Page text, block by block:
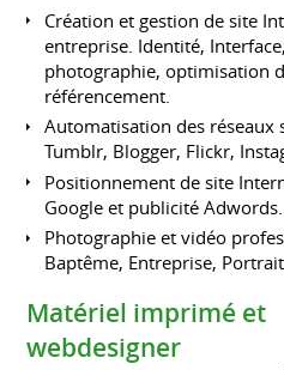
Création et gestion de site
entreprise. Identité,
photographie, optimisation
référencement.
Automatisation des réseaux
Tumblr, Blogger, Flickr,
Positionnement de site
Google et publicité Adwords.
Photographie et vidéo
Baptême, Entreprise,
Matériel imprimé et
webdesigner